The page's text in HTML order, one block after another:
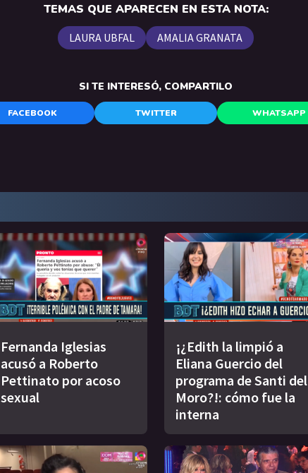
TEMAS QUE APARECEN EN ESTA NOTA:
LAURA UBFAL AMALIA GRANATA
SI TE INTERESÓ, COMPARTILO
FACEBOOK TWITTER WHATSAPP
Fernanda Iglesias
acusó a Roberto
Pettinato por acoso
sexual
¡¿Edith la limpió a
Eliana Guercio del
programa de Santi del
Moro?!: cómo fue la
interna